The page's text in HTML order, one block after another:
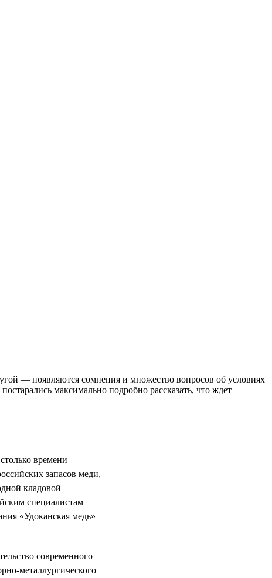
— появляются сомнения и множество вопросов об условиях
максимально подробно рассказать, что ждет
времени
запасов меди,
кладовой
специалистам
«Удоканская медь»
современного
металлургического